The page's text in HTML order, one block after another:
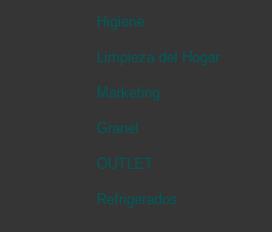
Higiene
Limpieza del Hogar
Marketing
Granel
OUTLET
Refrigerados